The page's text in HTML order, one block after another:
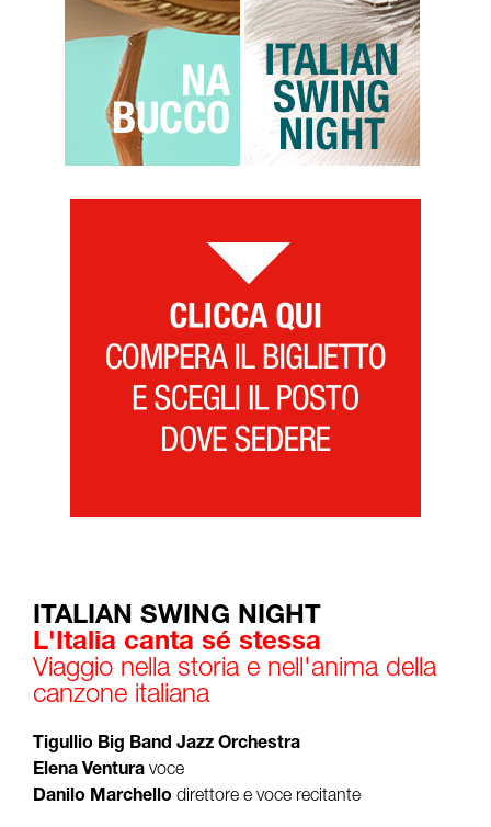
ITALIAN SWING NIGHT
L'Italia canta sé stessa
Viaggio nella storia e nell'anima della
canzone italiana
Tigullio Big Band Jazz Orchestra
Elena Ventura voce
Danilo Marchello direttore e voce recitante